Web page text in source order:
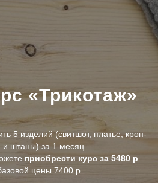
«Трикотаж»
5 изделий (свитшот, платье, кроп-
и штаны) за 1 месяц
приобрести курс за 5480 р
цены 7400 р